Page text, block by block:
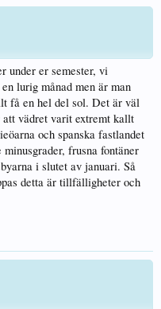
under er semester, vi
lurig månad men är man
få en hel del sol. Det är väl
vädret varit extremt kallt
och spanska fastlandet
minusgrader, frusna fontäner
i slutet av januari. Så
detta är tillfälligheter och